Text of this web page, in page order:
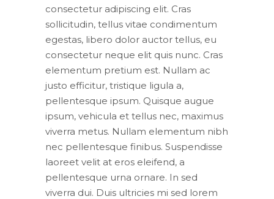
consectetur adipiscing elit. Cras
sollicitudin, tellus vitae condimentum
egestas, libero dolor auctor tellus, eu
consectetur neque elit quis nunc. Cras
elementum pretium est. Nullam ac
justo efficitur, tristique ligula a,
pellentesque ipsum. Quisque augue
ipsum, vehicula et tellus nec, maximus
viverra metus. Nullam elementum nibh
nec pellentesque finibus. Suspendisse
laoreet velit at eros eleifend, a
pellentesque urna ornare. In sed
viverra dui. Duis ultricies mi sed lorem